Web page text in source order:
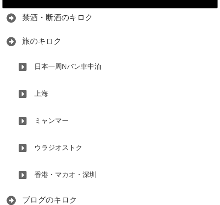
禁酒・断酒のキロク
旅のキロク
日本一周Nバン車中泊
上海
ミャンマー
ウラジオストク
香港・マカオ・深圳
ブログのキロク